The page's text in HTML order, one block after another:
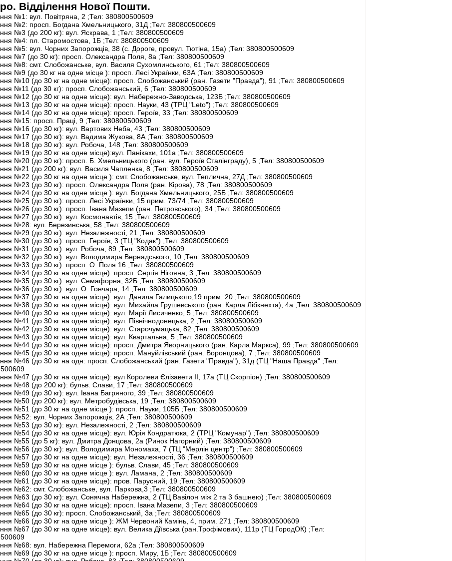
Відділення Нової Пошти.
№1: вул. Повітряна, 2 ;Тел: 380800500609
№2: просп. Богдана Хмельницького, 31Д ;Тел: 380800500609
№3 (до 200 кг): вул. Яскрава, 1 ;Тел: 380800500609
№4: пл. Старомостова, 1Б ;Тел: 380800500609
№5: вул. Чорних Запорожців, 38 (с. Дороге, провул. Тютіна, 15а) ;Тел: 380800500609
№7 (до 30 кг): просп. Олександра Поля, 8а ;Тел: 380800500609
№8: смт. Слобожанське, вул. Василя Сухомлинського, 61 ;Тел: 380800500609
№9 (до 30 кг на одне місце ): просп. Лесі Українки, 63А ;Тел: 380800500609
№10 (до 30 кг на одне місце): просп. Слобожанський (ран. Газети "Правда"), 91 ;Тел: 380800500609
№11 (до 30 кг): просп. Слобожанський, 6 ;Тел: 380800500609
№12 (до 30 кг на одне місце): вул. Набережно-Заводська, 123Б ;Тел: 380800500609
№13 (до 30 кг на одне місце): просп. Науки, 43 (ТРЦ "Leto") ;Тел: 380800500609
№14 (до 30 кг на одне місце): просп. Героїв, 33 ;Тел: 380800500609
№15: просп. Праці, 9 ;Тел: 380800500609
№16 (до 30 кг): вул. Вартових Неба, 43 ;Тел: 380800500609
№17 (до 30 кг): вул. Вадима Жукова, 8А ;Тел: 380800500609
№18 (до 30 кг): вул. Робоча, 148 ;Тел: 380800500609
№19 (до 30 кг на одне місце):вул. Панікахи, 101а ;Тел: 380800500609
№20 (до 30 кг): просп. Б. Хмельницького (ран. вул. Героїв Сталінграду), 5 ;Тел: 380800500609
№21 (до 200 кг): вул. Василя Чапленка, 8 ;Тел: 380800500609
№22 (до 30 кг на одне місце ): смт. Слобожанське, вул. Теплична, 27Д ;Тел: 380800500609
№23 (до 30 кг): просп. Олександра Поля (ран. Кірова), 78 ;Тел: 380800500609
№24 (до 30 кг на одне місце ): вул. Богдана Хмельницького, 25Б ;Тел: 380800500609
№25 (до 30 кг): просп. Лесі Українки, 15 прим. 73/74 ;Тел: 380800500609
№26 (до 30 кг): просп. Івана Мазепи (ран. Петровського), 34 ;Тел: 380800500609
№27 (до 30 кг): вул. Космонавтів, 15 ;Тел: 380800500609
№28: вул. Березинська, 58 ;Тел: 380800500609
№29 (до 30 кг): вул. Незалежності, 21 ;Тел: 380800500609
№30 (до 30 кг): просп. Героїв, 3 (ТЦ "Кодак") ;Тел: 380800500609
№31 (до 30 кг): вул. Робоча, 89 ;Тел: 380800500609
№32 (до 30 кг): вул. Володимира Вернадського, 10 ;Тел: 380800500609
№33 (до 30 кг): просп. О. Поля 16 ;Тел: 380800500609
№34 (до 30 кг на одне місце): просп. Сергія Нігояна, 3 ;Тел: 380800500609
№35 (до 30 кг): вул. Семафорна, 32Б ;Тел: 380800500609
№36 (до 30 кг): вул. О. Гончара, 14 ;Тел: 380800500609
№37 (до 30 кг на одне місце): вул. Данила Галицького,19 прим. 20 ;Тел: 380800500609
№38 (до 30 кг на одне місце): вул. Михайла Грушевського (ран. Карла Лібкнехта), 4а ;Тел: 380800500609
№40 (до 30 кг на одне місце): вул. Марії Лисиченко, 5 ;Тел: 380800500609
№41 (до 30 кг на одне місце): вул. Північнодонецька, 2 ;Тел: 380800500609
№42 (до 30 кг на одне місце): вул. Старочумацька, 82 ;Тел: 380800500609
№43 (до 30 кг на одне місце): вул. Квартальна, 5 ;Тел: 380800500609
№44 (до 30 кг на одне місце): просп. Дмитра Яворницького (ран. Карла Маркса), 99 ;Тел: 380800500609
№45 (до 30 кг на одне місце): просп. Мануйлівський (ран. Воронцова), 7 ;Тел: 380800500609
№46 (до 30 кг на одн: просп. Слобожанський (ран. Газети "Правда"), 31д (ТЦ "Наша Правда" ;Тел:
№47 (до 30 кг на одне місце): вул Королеви Єлізавети II, 17а (ТЦ Скорпіон) ;Тел: 380800500609
№48 (до 200 кг): бульв. Слави, 17 ;Тел: 380800500609
№49 (до 30 кг): вул. Івана Багряного, 39 ;Тел: 380800500609
№50 (до 200 кг): вул. Метробудівська, 19 ;Тел: 380800500609
№51 (до 30 кг на одне місце ): просп. Науки, 105Б ;Тел: 380800500609
№52: вул. Чорних Запорожців, 2А ;Тел: 380800500609
№53 (до 30 кг): вул. Незалежності, 2 ;Тел: 380800500609
№54 (до 30 кг на одне місце): вул. Юрія Кондратюка, 2 (ТРЦ "Комунар") ;Тел: 380800500609
№55 (до 5 кг): вул. Дмитра Донцова, 2а (Ринок Нагорний) ;Тел: 380800500609
№56 (до 30 кг): вул. Володимира Мономаха, 7 (ТЦ "Мерлін центр") ;Тел: 380800500609
№57 (до 30 кг на одне місце): вул. Незалежності, 36 ;Тел: 380800500609
№59 (до 30 кг на одне місце ): бульв. Слави, 45 ;Тел: 380800500609
№60 (до 30 кг на одне місце ): вул. Ламана, 2 ;Тел: 380800500609
№61 (до 30 кг на одне місце): пров. Парусний, 19 ;Тел: 380800500609
№62: смт. Слобожанське, вул. Паркова,3 ;Тел: 380800500609
№63 (до 30 кг): вул. Сонячна Набережна, 2 (ТЦ Вавілон між 2 та 3 башнею) ;Тел: 380800500609
№64 (до 30 кг на одне місце): просп. Івана Мазепи, 3 ;Тел: 380800500609
№65 (до 30 кг): просп. Слобожанський, 3а ;Тел: 380800500609
№66 (до 30 кг на одне місце ): ЖМ Червоний Камінь, 4, прим. 271 ;Тел: 380800500609
№67 (до 30 кг на одне місце): вул. Велика Діївська (ран.Трофімових), 111р (ТЦ ГородОК) ;Тел:
№68: вул. Набережна Перемоги, 62а ;Тел: 380800500609
№69 (до 30 кг на одне місце ): просп. Миру, 1Б ;Тел: 380800500609